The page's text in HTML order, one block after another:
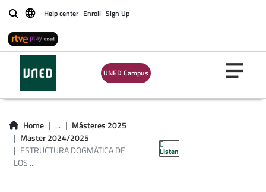
BuscarHelp center Enroll Sign Up
UNED Campus
Home ...
Másteres 2025
Master 2024/2025
ESTRUCTURA DOGMÁTICA DE
LOS ...
Listen
DOGMÁTICA DE LOS
DERECHOS
FUNDAMENTALES:
OBJETO,
CONTENIDO Y
LÍMITES.